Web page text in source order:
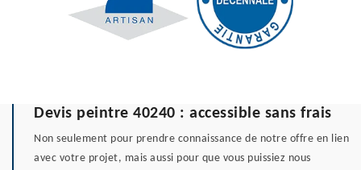
Devis peintre 40240 : accessible sans frais
Non seulement pour prendre connaissance de notre offre en lien
avec votre projet, mais aussi pour que vous puissiez nous